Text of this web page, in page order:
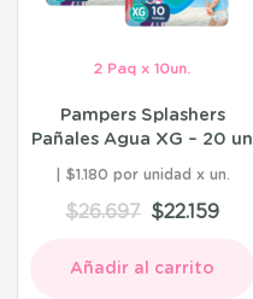
2 Paq x 10un.
Pampers Splashers
Pañales Agua XG – 20 un
$1.180 por unidad
$26.697 $22.159
Añadir al carrito